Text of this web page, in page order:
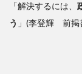
「解決するには、
う 」(李登輝 前掲